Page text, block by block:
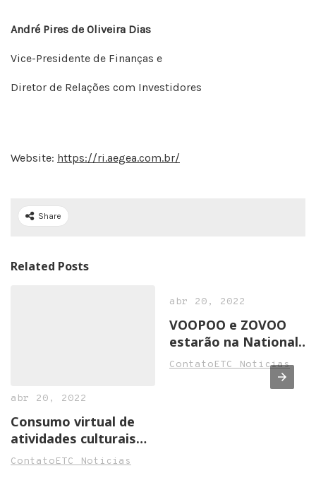
André Pires de Oliveira Dias
Vice-Presidente de Finanças e
Diretor de Relações com Investidores
Website: https://ri.aegea.com.br/
Share
Related Posts
abr 20, 2022
Consumo virtual de
atividades culturais
cresce na pandemia
ContatoETC Noticias
abr 20, 2022
VOOPOO e ZOVOO
estarão na National
Convenience Show
2022 em Birmingham
ContatoETC Noticias